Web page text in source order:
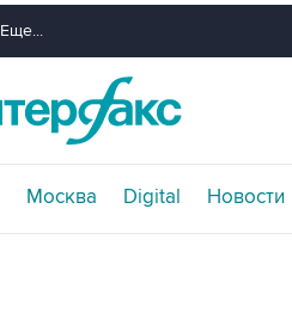
Еще...
Москва Digital Новости